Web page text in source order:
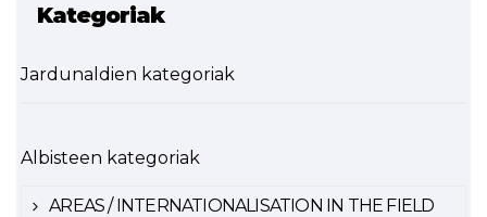
Kategoriak
Jardunaldien kategoriak
Albisteen kategoriak
AREAS / INTERNATIONALISATION IN THE FIELD